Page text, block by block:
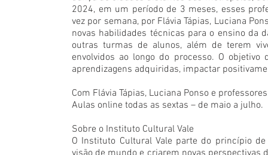
2024, em um período de 3 meses, esses
vez por semana, por Flávia Tápias, Luciana
novas habilidades técnicas para o ensino da
outras turmas de alunos, além de terem
envolvidos ao longo do processo. O
aprendizagens adquiridas, impactar
Com Flávia Tápias, Luciana Ponso e
Aulas online todas as sextas – de maio a julho.
Sobre o Instituto Cultural Vale
O Instituto Cultural Vale parte do princípio